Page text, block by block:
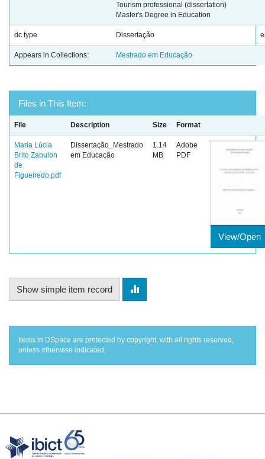
Tourism professional (dissertation)
Master's Degree in Education
dc.type Dissertação
Appears in Collections: Mestrado em Educação
Files in This Item:
File Description Size Format
Maria Lúcia
Brito Zabulon
de
Figueiredo.pdf
Dissertação_Mestrado
em Educação
1.14
MB
Adobe
PDF
View/Open
Show simple item record
Items in DSpace are protected by copyright, with all rights reserved,
unless otherwise indicated.